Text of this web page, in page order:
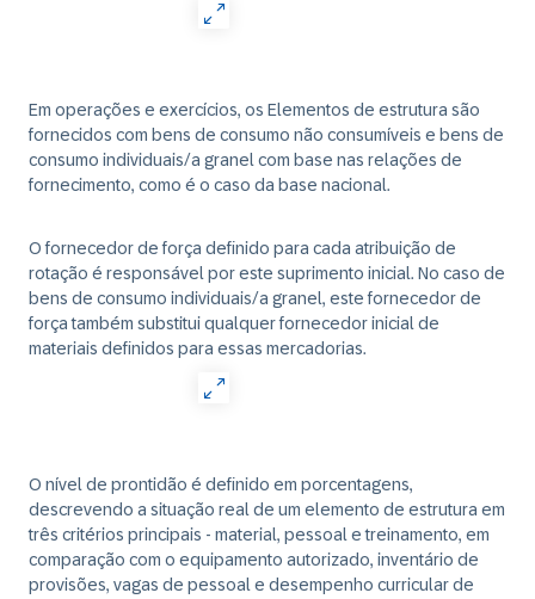
Em operações e exercícios, os Elementos de estrutura são
fornecidos com bens de consumo não consumíveis e bens de
consumo individuais/a granel com base nas relações de
fornecimento, como é o caso da base nacional.
O fornecedor de força definido para cada atribuição de
rotação é responsável por este suprimento inicial. No caso de
bens de consumo individuais/a granel, este fornecedor de
força também substitui qualquer fornecedor inicial de
materiais definidos para essas mercadorias.
O nível de prontidão é definido em porcentagens,
descrevendo a situação real de um elemento de estrutura em
três critérios principais - material, pessoal e treinamento, em
comparação com o equipamento autorizado, inventário de
provisões, vagas de pessoal e desempenho curricular de